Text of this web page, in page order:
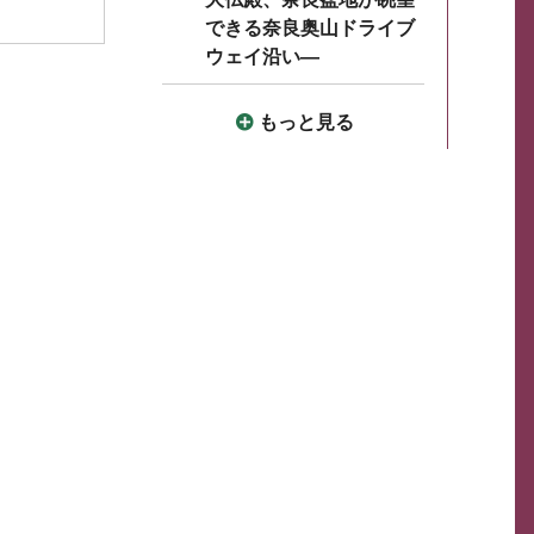
できる奈良奥山ドライブ
ウェイ沿い―
もっと見る